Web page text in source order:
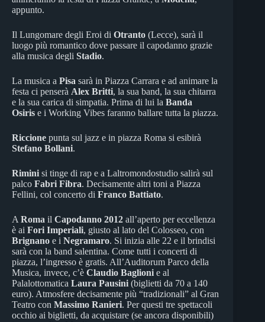
appunto.
Il Lungomare degli Eroi di Otranto (Lecce), sarà il
luogo più romantico dove passare il capodanno grazie
alla musica degli Stadio.
La musica a Pisa sarà in Piazza Carrara e ad animare la
festa ci penserà Alex Britti, la sua band, la sua chitarra
e la sua carica di simpatia. Prima di lui la Banda
Osiris e i Working Vibes faranno ballare tutta la piazza.
Riccione punta sul jazz e in piazza Roma si esibirà
Stefano Bollani.
Rimini si tinge di rap e a Laltromondostudio salirà sul
palco Fabri Fibra. Decisamente altri toni a Piazza
Fellini, col concerto di Franco Battiato.
A Roma il Capodanno 2012 all’aperto per eccellenza
è ai Fori Imperiali, giusto al lato del Colosseo, con
Brignano e i Negramaro. Si inizia alle 22 e il brindisi
sarà con la band salentina. Come tutti i concerti di
piazza, l’ingresso è gratis. All’Auditorum Parco della
Musica, invece, c’è Claudio Baglioni e al
Palalottomatica Laura Pausini (biglietti da 70 a 140
euro). Atmosfere decisamente più “tradizionali” al Gran
Teatro con Massimo Ranieri. Per questi tre spettacoli
occhio ai biglietti, da acquistare (se ancora disponibili)